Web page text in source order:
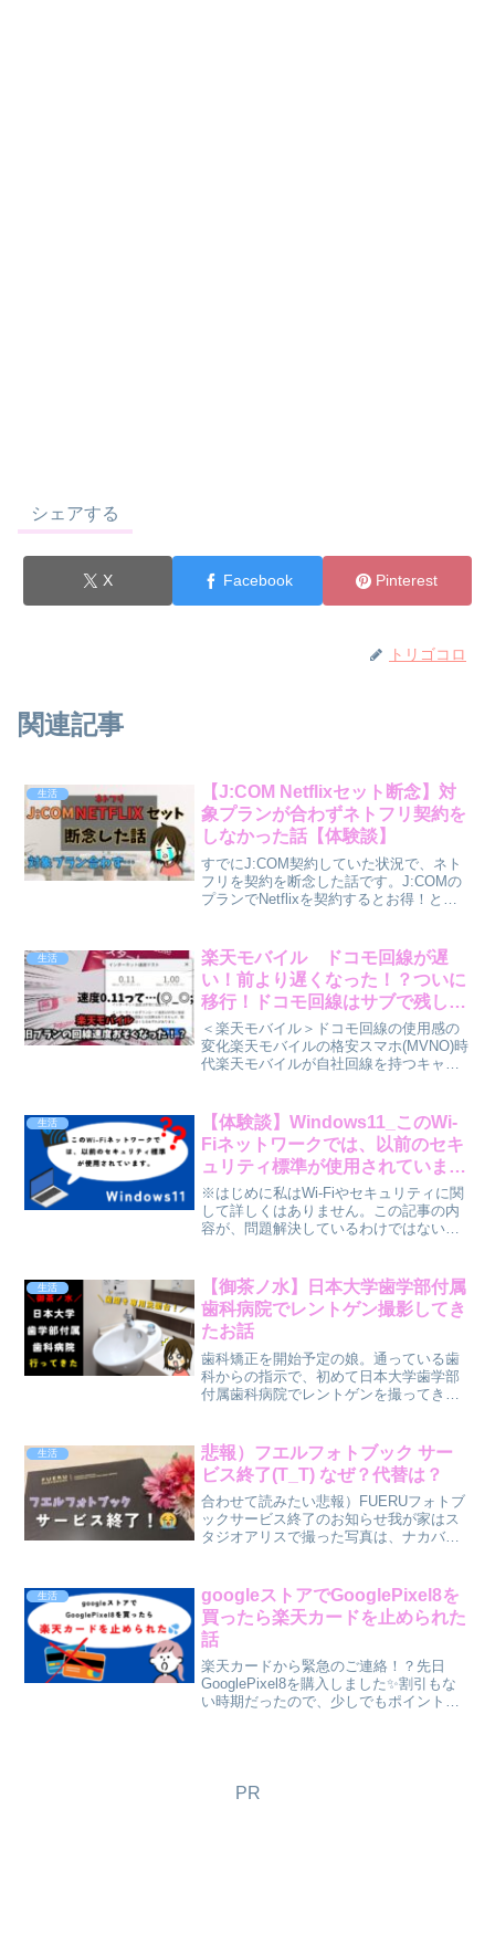
シェアする
X Facebook Pinterest
トリゴコロ
関連記事
生活
【J:COM Netflixセット断念】対
象プランが合わずネトフリ契約を
しなかった話【体験談】
すでにJ:COM契約していた状況で、ネト
フリを契約を断念した話です。J:COMの
プランでNetflixを契約するとお得！と聞
フリを見たくてお得な方法を探している
と...
生活
楽天モバイル ドコモ回線が遅
い！前より遅くなった！？ついに
移行！ドコモ回線はサブで残しま
した！
＜楽天モバイル＞ドコモ回線の使用感の
変化楽天モバイルの格安スマホ(MVNO)時
代楽天モバイルが自社回線を持つキャリ
スマホを提供していました。私はドコモ
回線の組み合わせ...
生活
【体験談】Windows11_このWi-
Fiネットワークでは、以前のセキ
ュリティ標準が使用されていま
す。と、表示された時の備忘録
※はじめに私はWi-Fiやセキュリティに関
して詳しくはありません。この記事の内
容が、問題解決しているわけではない可
はありません・・・？2024年4月。ノート
パソ...
生活
【御茶ノ水】日本大学歯学部付属
歯科病院でレントゲン撮影してき
たお話
歯科矯正を開始予定の娘。通っている歯
科からの指示で、初めて日本大学歯学部
付属歯科病院でレントゲンを撮ってきた
大学って検索しちゃうんです！私だ
け・・・？(笑)※全く別です...
生活
悲報）フエルフォトブック サー
ビス終了(T_T) なぜ？代替は？
合わせて読みたい悲報）FUERUフォトブ
ックサービス終了のお知らせ我が家はス
タジオアリスで撮った写真は、ナカバヤ
サービス終了のお知らせが💦ここのね、
ビス式フォトブックが...
生活
googleストアでGooglePixel8を
買ったら楽天カードを止められた
話
楽天カードから緊急のご連絡！？先日
GooglePixel8を購入しました✨割引もな
い時期だったので、少しでもポイントが
PR